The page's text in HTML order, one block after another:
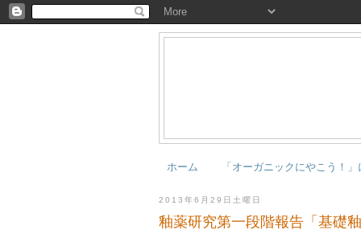
ホーム 「オーガニックにやこう！
2013年6月29日土曜日
釉薬研究第一段階報告「基礎